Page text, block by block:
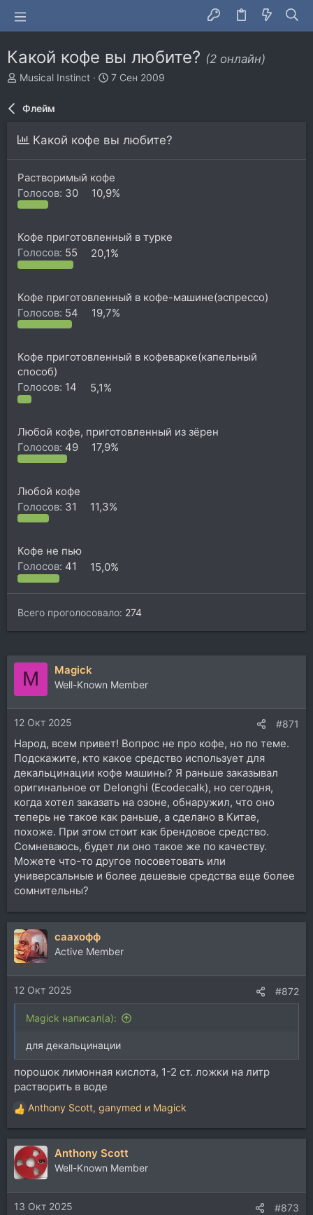
Какой кофе вы любите? (2 онлайн)
А
т
е
ы
Musical Instinct
Д
а
ч
л
а
7 Сен 2009
Флейм
Какой кофе вы любите?
Растворимый кофе
Голосов: 30 10,9%
Кофе приготовленный в турке
Голосов: 55 20,1%
Кофе приготовленный в кофе-машине(эспрессо)
Голосов: 54 19,7%
Кофе приготовленный в кофеварке(капельный
способ)
Голосов: 14 5,1%
Любой кофе, приготовленный из зёрен
Голосов: 49 17,9%
Любой кофе
Голосов: 31 11,3%
Кофе не пью
Голосов: 41 15,0%
Всего проголосовало 274
M Magick
Well-Known Member
12 Окт 2025 #871
Народ, всем привет! Вопрос не про кофе, но по теме.
Подскажите, кто какое средство использует для
декальцинации кофе машины? Я раньше заказывал
оригинальное от Delonghi (Ecodecalk), но сегодня,
когда хотел заказать на озоне, обнаружил, что оно
теперь не такое как раньше, а сделано в Китае,
похоже. При этом стоит как брендовое средство.
Сомневаюсь, будет ли оно такое же по качеству.
Можете что-то другое посоветовать или
универсальные и более дешевые средства еще более
сомнительны?
саахофф
Active Member
12 Окт 2025 #872
Magick написал(а):
для декальцинации
порошок лимонная кислота, 1-2 ст. ложки на литр
растворить в воде
Р
е
а
к
ц
и
и
:
Anthony Scott, ganymed и Magick
Anthony Scott
Well-Known Member
13 Окт 2025 #873